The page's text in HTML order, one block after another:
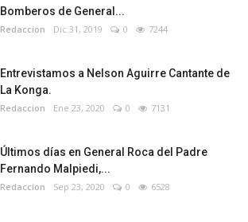
Bomberos de General...
Redaccion Dic 31, 2019 0 7244
Entrevistamos a Nelson Aguirre Cantante de
La Konga.
Redaccion Ene 23, 2020 0 7131
Últimos días en General Roca del Padre
Fernando Malpiedi,...
Redaccion Sep 23, 2020 0 6528